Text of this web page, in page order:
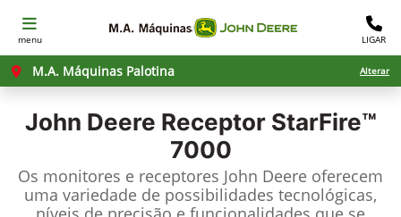
menu LIGAR
M.A. Máquinas Palotina Alterar
John Deere Receptor StarFire™
7000
Os monitores e receptores John Deere oferecem
uma variedade de possibilidades tecnológicas,